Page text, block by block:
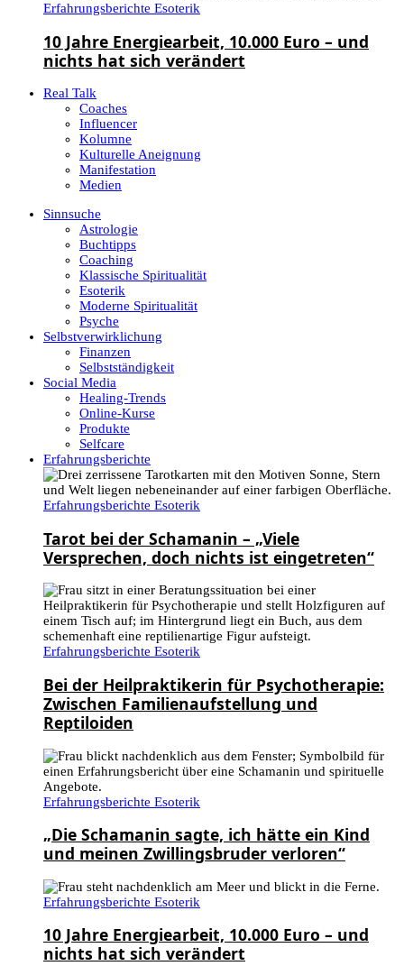
Erfahrungsberichte Esoterik
10 Jahre Energiearbeit, 10.000 Euro – und
nichts hat sich verändert
Real Talk
Coaches
Influencer
Kolumne
Kulturelle Aneignung
Manifestation
Medien
Sinnsuche
Astrologie
Buchtipps
Coaching
Klassische Spiritualität
Esoterik
Moderne Spiritualität
Psyche
Selbstverwirklichung
Finanzen
Selbstständigkeit
Social Media
Healing-Trends
Online-Kurse
Produkte
Selfcare
Erfahrungsberichte
Erfahrungsberichte Esoterik
Tarot bei der Schamanin – „Viele
Versprechen, doch nichts ist eingetreten“
Erfahrungsberichte Esoterik
Bei der Heilpraktikerin für Psychotherapie:
Zwischen Familienaufstellung und
Reptiloiden
Erfahrungsberichte Esoterik
„Die Schamanin sagte, ich hätte ein Kind
und meinen Zwillingsbruder verloren“
Erfahrungsberichte Esoterik
10 Jahre Energiearbeit, 10.000 Euro – und
nichts hat sich verändert